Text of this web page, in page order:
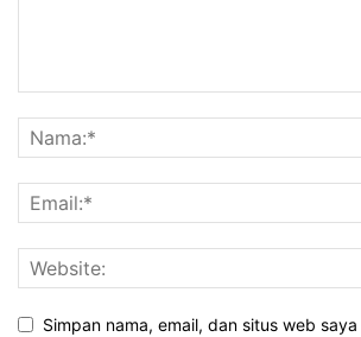
Simpan nama, email, dan situs web